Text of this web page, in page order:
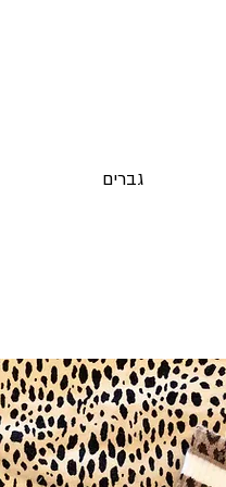
גברים